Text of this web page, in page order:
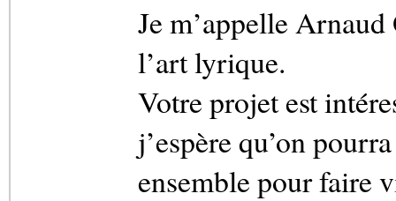
Je m’appelle
l’art lyrique.
Votre projet est
j’espère qu’on
ensemble pour faire